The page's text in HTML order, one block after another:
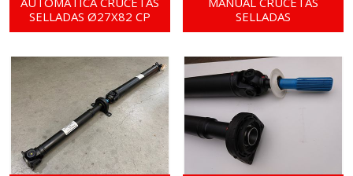
SELLADAS Ø27X82 CP
SELLADAS